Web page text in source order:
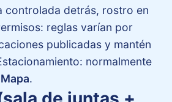
controlada detrás, rostro en
reglas varían por
publicadas y mantén
normalmente
Mapa.